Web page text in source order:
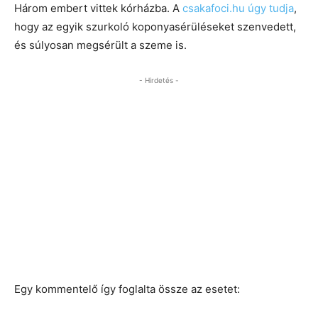
Három embert vittek kórházba. A csakafoci.hu úgy tudja,
hogy az egyik szurkoló koponyasérüléseket szenvedett,
és súlyosan megsérült a szeme is.
- Hirdetés -
Egy kommentelő így foglalta össze az esetet: